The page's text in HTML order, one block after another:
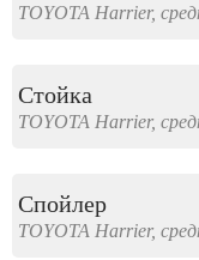
TOYOTA Harrier,
Стойка
TOYOTA Harrier,
Спойлер
TOYOTA Harrier,